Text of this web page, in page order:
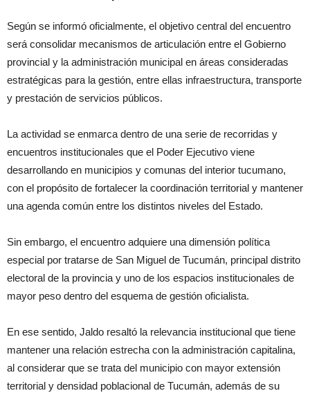
Según se informó oficialmente, el objetivo central del encuentro
será consolidar mecanismos de articulación entre el Gobierno
provincial y la administración municipal en áreas consideradas
estratégicas para la gestión, entre ellas infraestructura, transporte
y prestación de servicios públicos.
La actividad se enmarca dentro de una serie de recorridas y
encuentros institucionales que el Poder Ejecutivo viene
desarrollando en municipios y comunas del interior tucumano,
con el propósito de fortalecer la coordinación territorial y mantener
una agenda común entre los distintos niveles del Estado.
Sin embargo, el encuentro adquiere una dimensión política
especial por tratarse de San Miguel de Tucumán, principal distrito
electoral de la provincia y uno de los espacios institucionales de
mayor peso dentro del esquema de gestión oficialista.
En ese sentido, Jaldo resaltó la relevancia institucional que tiene
mantener una relación estrecha con la administración capitalina,
al considerar que se trata del municipio con mayor extensión
territorial y densidad poblacional de Tucumán, además de su